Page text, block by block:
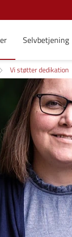
Selvbetjening
Vi støtter dedikation